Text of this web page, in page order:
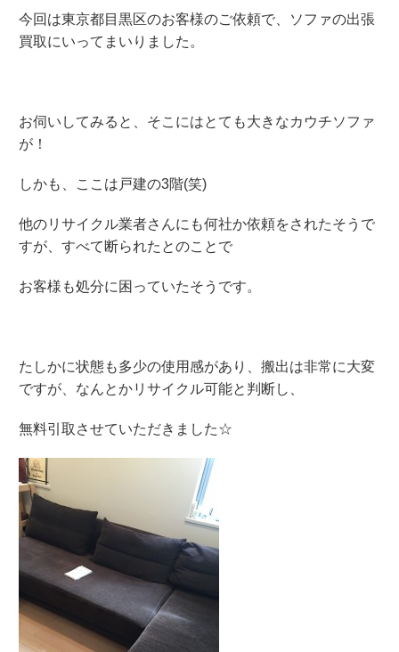
今回は東京都目黒区のお客様のご依頼で、ソファの出張
買取にいってまいりました。
お伺いしてみると、そこにはとても大きなカウチソファ
が！
しかも、ここは戸建の3階(笑)
他のリサイクル業者さんにも何社か依頼をされたそうで
すが、すべて断られたとのことで
お客様も処分に困っていたそうです。
たしかに状態も多少の使用感があり、搬出は非常に大変
ですが、なんとかリサイクル可能と判断し、
無料引取させていただきました☆